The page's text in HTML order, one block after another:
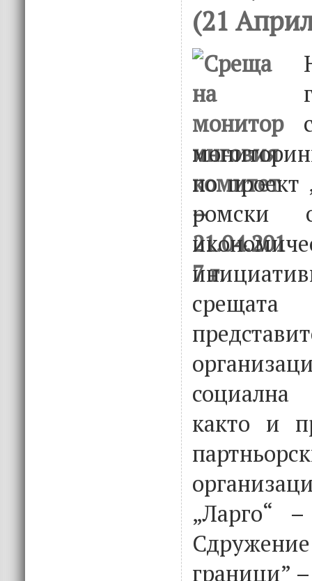
(21
по проект
ромски
както и
„Ларго“
граници”